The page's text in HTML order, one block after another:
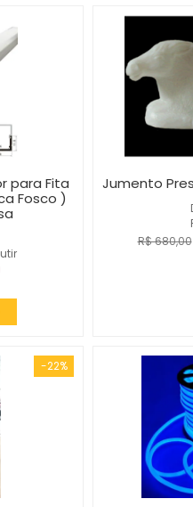
para Fita
Fosco )
Jumento
R$ 680,00
-22%